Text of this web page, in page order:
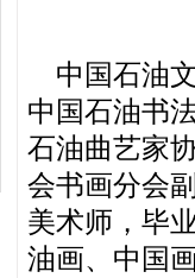
中国石油
中国石油书
石油曲艺家
会书画分会
美术师，毕
油画、中国